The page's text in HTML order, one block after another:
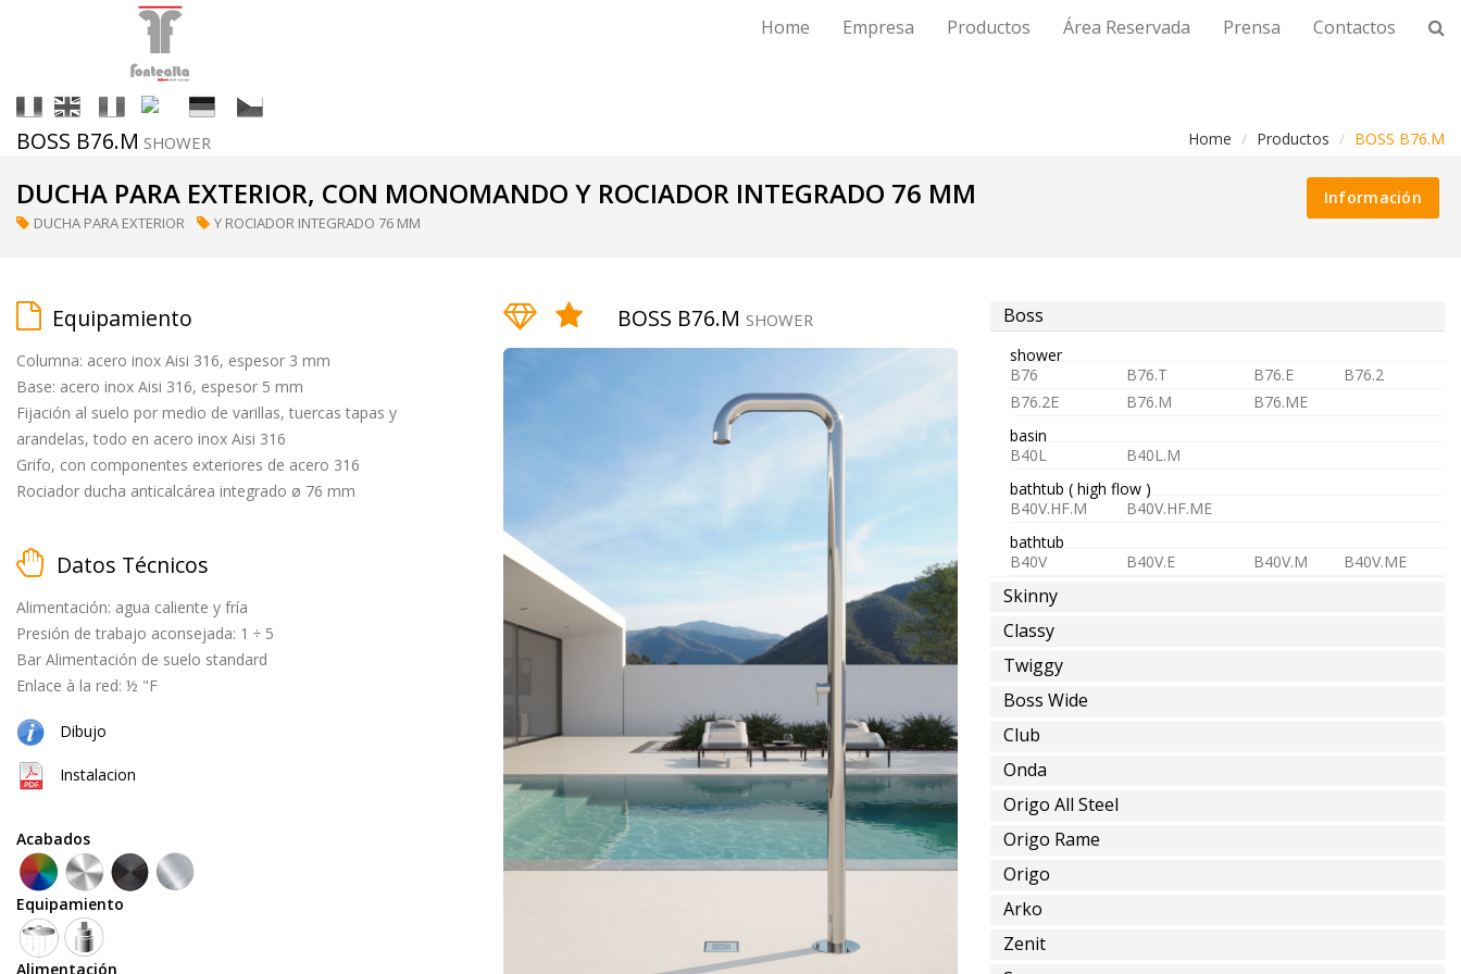
Home Empresa Productos Área Reservada Prensa Contactos
petición)
supermirror
matt
black
cepillado
natural
(cobre
latón)
teleducha
grifo
BOSS B76.M SHOWER Home Productos BOSS B76.M
DUCHA PARA EXTERIOR, CON MONOMANDO Y ROCIADOR INTEGRADO 76 MM
DUCHA PARA EXTERIOR Y ROCIADOR INTEGRADO 76 MM
Información
Equipamiento
Columna: acero inox Aisi 316, espesor 3 mm
Base: acero inox Aisi 316, espesor 5 mm
Fijación al suelo por medio de varillas, tuercas tapas y
arandelas, todo en acero inox Aisi 316
Grifo, con componentes exteriores de acero 316
Rociador ducha anticalcárea integrado ø 76 mm
Datos Técnicos
Alimentación: agua caliente y fría
Presión de trabajo aconsejada: 1 ÷ 5
Bar Alimentación de suelo standard
Enlace à la red: ½ "F
Dibujo
Instalacion
Acabados
Equipamiento
Alimentación
BOSS B76.M SHOWER Boss
shower
B76
B76.T B76.E
B76.2
B76.2E
B76.M
B76.ME
basin
B40L
B40L.M
bathtub ( high flow )
B40V.HF.M
B40V.HF.ME
bathtub
B40V
B40V.E B40V.M B40V.ME
Skinny
Classy
Twiggy
Boss Wide
Club
Onda
Origo All Steel
Origo Rame
Origo
Arko
Zenit